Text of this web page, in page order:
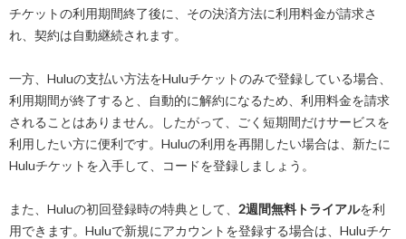
チケットの利用期間終了後に、その決済方法に利用料金が請求さ
れ、契約は自動継続されます。
一方、Huluの支払い方法をHuluチケットのみで登録している場合、
利用期間が終了すると、自動的に解約になるため、利用料金を請求
されることはありません。したがって、ごく短期間だけサービスを
利用したい方に便利です。Huluの利用を再開したい場合は、新たに
Huluチケットを入手して、コードを登録しましょう。
また、Huluの初回登録時の特典として、 2週間無料トライアルを利
用できます。Huluで新規にアカウントを登録する場合は、Huluチケ